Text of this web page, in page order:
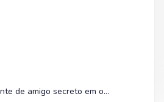
Procurando por presente de amigo secreto em oferta? Olha na Shopee!